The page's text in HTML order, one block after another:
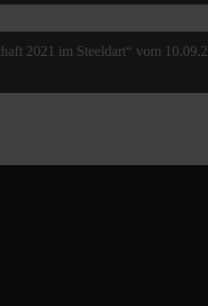
2021 im Steeldart“ vom